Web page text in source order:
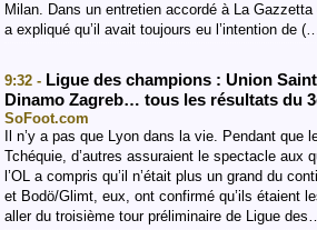
Milan. Dans un entretien accordé à La
a expliqué qu’il avait toujours eu l’intention de
9:32 - Ligue des champions : Union
Dinamo Zagreb… tous les résultats du
SoFoot.com
Il n’y a pas que Lyon dans la vie. Pendant que
Tchéquie, d’autres assuraient le spectacle aux
l’OL a compris qu’il n’était plus un grand du
et Bodö/Glimt, eux, ont confirmé qu’ils étaient
aller du troisième tour préliminaire de Ligue